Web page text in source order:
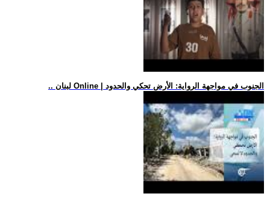
.. لبنان Online | الجنوب في مواجهة الرواية: الأرض تحكي والحدود